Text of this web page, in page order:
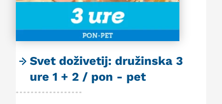
Svet doživetij: družinska 3
ure 1 + 2 / pon - pet